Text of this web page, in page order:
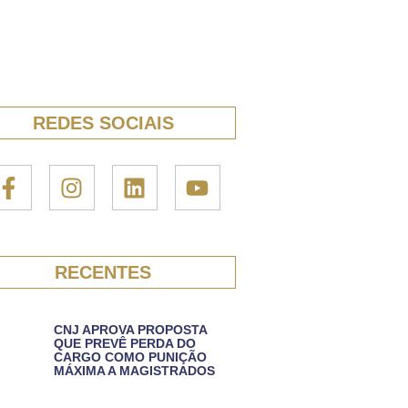
REDES SOCIAIS
RECENTES
CNJ APROVA PROPOSTA
QUE PREVÊ PERDA DO
CARGO COMO PUNIÇÃO
MÁXIMA A MAGISTRADOS